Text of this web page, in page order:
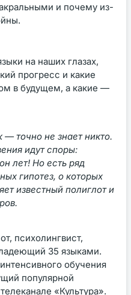
и почему из-
на наших глазах,
прогресс и какие
в будущем, а какие —
— точно не знает никто.
идут споры:
лет! Но есть ряд
гипотез, о которых
известный полиглот и
психолингвист,
35 языками.
обучения
популярной
«Культура».